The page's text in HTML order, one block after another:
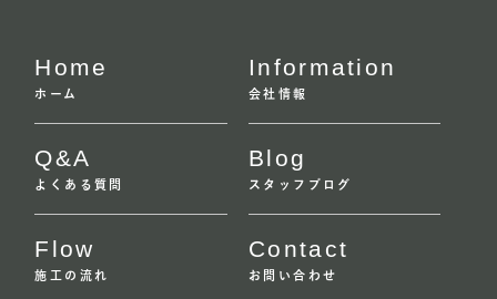
Home
ホーム
Q&A
よくある質問
Flow
施工の流れ
Information
会社情報
Blog
スタッフブログ
Contact
お問い合わせ